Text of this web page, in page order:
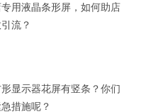
用液晶条形屏，如何助店
流？
显示器花屏有竖条？你们
措施呢？